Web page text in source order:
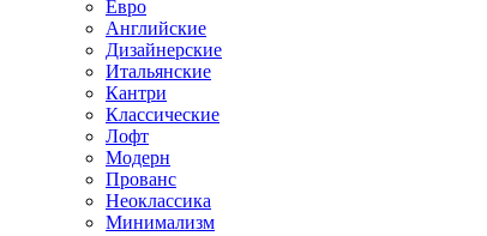
Евро
Английские
Дизайнерские
Итальянские
Кантри
Классические
Лофт
Модерн
Прованс
Неоклассика
Минимализм